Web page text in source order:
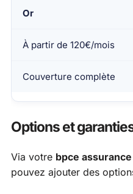
Or
À partir de 120€/mois
Couverture complète
Options et
Via votre bpce
pouvez ajouter des